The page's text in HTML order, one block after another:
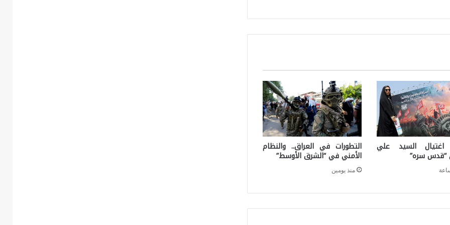
ر
ب
2
0
2
5
:
اغتيال السيد علي
“قدس سره”
التطورات في العراق.. والنظام
الأمني في “الشرق الأوسط”
منذ يومين